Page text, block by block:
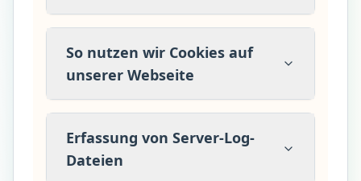
So nutzen wir Cookies auf
unserer Webseite
Erfassung von Server-Log-
Dateien